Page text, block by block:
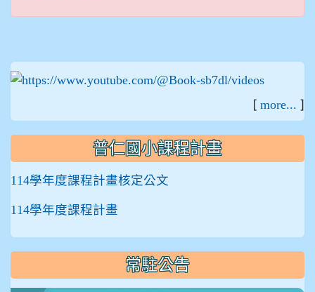
[ more... ]
普仁國小課程計畫
114學年度課程計畫核定公文
114學年度課程計畫
常駐公告